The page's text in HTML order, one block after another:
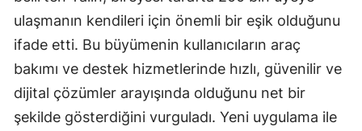
Bayburt
Karaman
Kırıkkale
Batman
ulaşmanın kendileri için önemli bir eşik olduğunu
ifade etti. Bu büyümenin kullanıcıların araç
bakımı ve destek hizmetlerinde hızlı, güvenilir ve
dijital çözümler arayışında olduğunu net bir
şekilde gösterdiğini vurguladı. Yeni uygulama ile